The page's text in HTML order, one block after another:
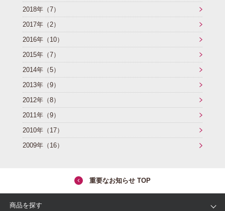
2018年（7）
2017年（2）
2016年（10）
2015年（7）
2014年（5）
2013年（9）
2012年（8）
2011年（9）
2010年（17）
2009年（16）
重要なお知らせ TOP
商品を探す